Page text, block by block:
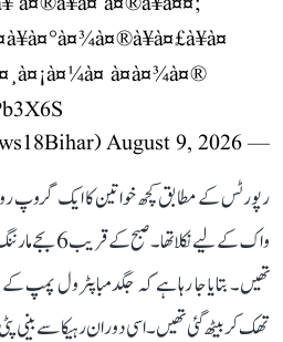
à¤à¤¾à¤®
— News18 Bihar (@News18Bihar)
August 9, 2026
رپورٹس کے مطابق کچھ خواتین کا ایک گروپ
واک کے لیے
تھیں۔ بتایا جا رہا ہے کہ جگدمبا پٹرول
تھک کر بیٹھ گئی تھیں۔ اسی دوران رہیکا سے